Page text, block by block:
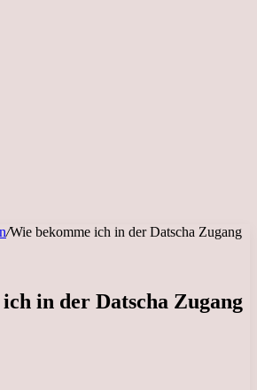
/Wie bekomme ich in der Datscha Zugang
in der Datscha Zugang